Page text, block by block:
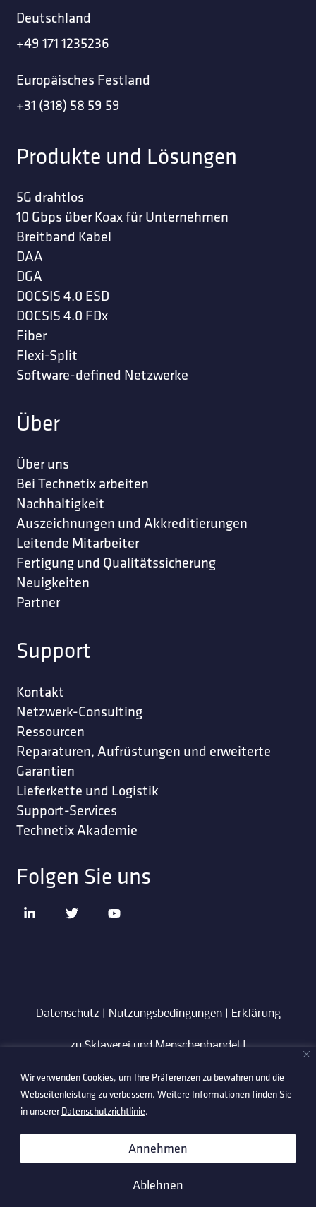
Wir verwenden Cookies, um Ihre Präferenzen zu bewahren und die
Webseitenleistung zu verbessern. Weitere Informationen finden Sie
in unsererDatenschutzrichtlinie.
Ablehnen
Annehmen
Deutschland
+49 171 1235236
Europäisches Festland
+31 (318) 58 59 59
Produkte und Lösungen
5G drahtlos
10 Gbps über Koax für Unternehmen
Breitband Kabel
DAA
DGA
DOCSIS 4.0 ESD
DOCSIS 4.0 FDx
Fiber
Flexi-Split
Software-defined Netzwerke
Über
Über uns
Bei Technetix arbeiten
Nachhaltigkeit
Auszeichnungen und Akkreditierungen
Leitende Mitarbeiter
Fertigung und Qualitätssicherung
Neuigkeiten
Partner
Support
Kontakt
Netzwerk-Consulting
Ressourcen
Reparaturen, Aufrüstungen und erweiterte
Garantien
Lieferkette und Logistik
Support-Services
Technetix Akademie
Folgen Sie uns
Datenschutz Nutzungsbedingungen| Erklärung
zu Sklaverei und Menschenhandel|
Verhaltenskodex für Lieferanten|Anti-
Korruptionsrichtlinie